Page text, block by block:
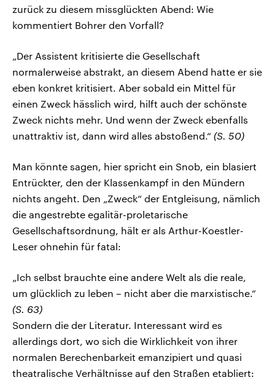
zurück zu diesem missglückten Abend: Wie
kommentiert Bohrer den Vorfall?
„Der Assistent kritisierte die Gesellschaft
normalerweise abstrakt, an diesem Abend hatte er sie
eben konkret kritisiert. Aber sobald ein Mittel für
einen Zweck hässlich wird, hilft auch der schönste
Zweck nichts mehr. Und wenn der Zweck ebenfalls
unattraktiv ist, dann wird alles abstoßend.“ (S. 50)
Man könnte sagen, hier spricht ein Snob, ein blasiert
Entrückter, den der Klassenkampf in den Mündern
nichts angeht. Den „Zweck“ der Entgleisung, nämlich
die angestrebte egalitär-proletarische
Gesellschaftsordnung, hält er als Arthur-Koestler-
Leser ohnehin für fatal:
„Ich selbst brauchte eine andere Welt als die reale,
um glücklich zu leben – nicht aber die marxistische.“
(S. 63)
Sondern die der Literatur. Interessant wird es
allerdings dort, wo sich die Wirklichkeit von ihrer
normalen Berechenbarkeit emanzipiert und quasi
theatralische Verhältnisse auf den Straßen etabliert: